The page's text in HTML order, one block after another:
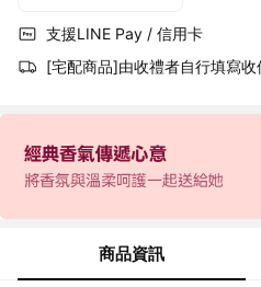
支援LINE Pay / 信用卡
[宅配商品]由收禮者自行填寫收
商品資訊